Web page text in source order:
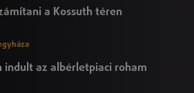
a Kossuth téren
indult az albérletpiaci roham